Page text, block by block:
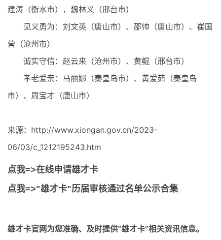
建涛（衡水市），魏林义（邢台市）
见义勇为：刘文英（唐山市）、邵帅（唐山市）、崔国
营（沧州市）
诚实守信：赵云来（沧州市）、黄鲲（邢台市）
孝老爱亲：马丽娜（秦皇岛市）、黄爱茹（秦皇岛
市）、周宝才（唐山市）
来源：http://www.xiongan.gov.cn/2023-
06/03/c_1212195243.htm
点我=>在线申请雄才卡
点我=>"雄才卡"历届审核通过名单公示合集
雄才卡官网为您准确、及时提供“雄才卡”相关资讯信息。